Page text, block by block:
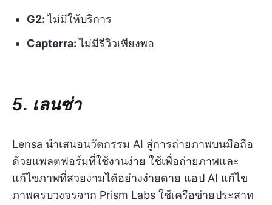
G2:ไม่มีให้บริการ
Capterra:ไม่มีรีวิวเพียงพอ
5. เลนซ่า
Lensa นำเสนอนวัตกรรม AI สู่การถ่ายภาพบนมือถือ
ด้วยแพลตฟอร์มที่ใช้งานง่าย ใช้เพื่อถ่ายภาพและ
แก้ไขภาพที่สวยงามได้อย่างง่ายดาย แอป AI แก้ไข
ภาพครบวงจรจาก Prism Labs ใช้เครือข่ายประสาท